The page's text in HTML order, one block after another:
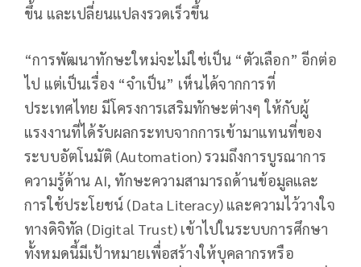
ขึ้น และเปลี่ยนแปลงรวดเร็วขึ้น
“การพัฒนาทักษะใหม่จะไม่ใช่เป็น “ตัวเลือก” อีกต่อ
ไป แต่เป็นเรื่อง “จำเป็น” เห็นได้จากการที่
ประเทศไทย มีโครงการเสริมทักษะต่างๆ ให้กับผู้
แรงงานที่ได้รับผลกระทบจากการเข้ามาแทนที่ของ
ระบบอัตโนมัติ (Automation) รวมถึงการบูรณาการ
ความรู้ด้าน AI, ทักษะความสามารถด้านข้อมูลและ
การใช้ประโยชน์ (Data Literacy) และความไว้วางใจ
ทางดิจิทัล (Digital Trust) เข้าไปในระบบการศึกษา
ทั้งหมดนี้มีเป้าหมายเพื่อสร้างให้บุคลากรหรือ